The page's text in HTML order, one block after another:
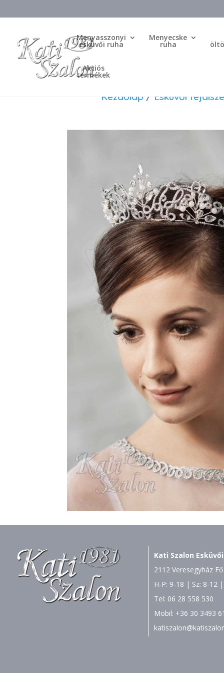
Menyasszonyi
esküvői ruha
Menyecske
ruha
Akciós
termékek
Kezdőlap/Esküvői
Kati Szalon
2112 Veresegyház
H-P: 9-18 | Sz: 8-12 |
Tel: 06 28 558 530
Mobil: +36 30 3493